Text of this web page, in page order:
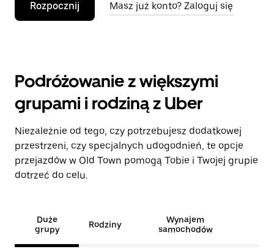
Rozpocznij Masz już konto? Zaloguj się
Podróżowanie z większymi
grupami i rodziną z Uber
Niezależnie od tego, czy potrzebujesz dodatkowej
przestrzeni, czy specjalnych udogodnień, te opcje
przejazdów w Old Town pomogą Tobie i Twojej grupie
dotrzeć do celu.
Duże
grupy
Rodziny
Wynajem
samochodów